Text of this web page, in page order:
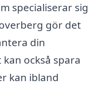
specialiserar sig
gör det
din
också spara
kan ibland